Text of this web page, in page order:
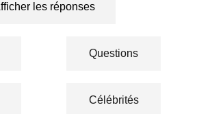
les réponses
Questions
Célébrités